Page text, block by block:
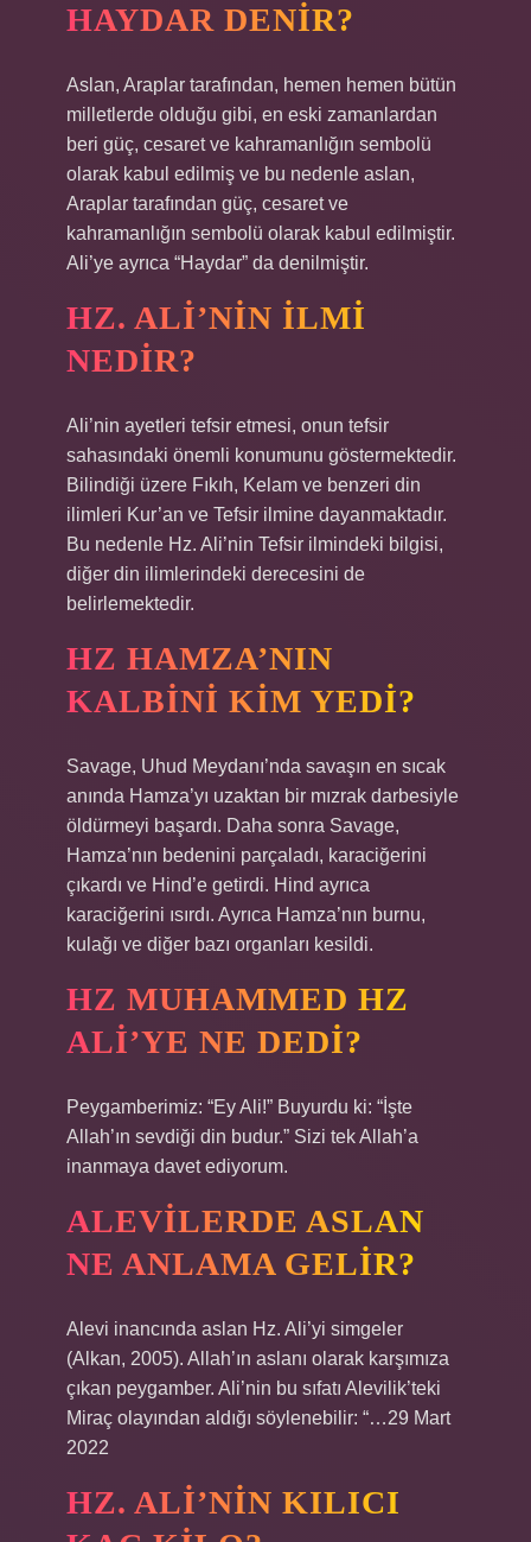
HAYDAR DENIR?
Aslan, Araplar tarafından, hemen hemen bütün
milletlerde olduğu gibi, en eski zamanlardan
beri güç, cesaret ve kahramanlığın sembolü
olarak kabul edilmiş ve bu nedenle aslan,
Araplar tarafından güç, cesaret ve
kahramanlığın sembolü olarak kabul edilmiştir.
Ali’ye ayrıca “Haydar” da denilmiştir.
HZ. ALI’NIN ILMI
NEDIR?
Ali’nin ayetleri tefsir etmesi, onun tefsir
sahasındaki önemli konumunu göstermektedir.
Bilindiği üzere Fıkıh, Kelam ve benzeri din
ilimleri Kur’an ve Tefsir ilmine dayanmaktadır.
Bu nedenle Hz. Ali’nin Tefsir ilmindeki bilgisi,
diğer din ilimlerindeki derecesini de
belirlemektedir.
HZ HAMZA’NIN
KALBINI KIM YEDI?
Savage, Uhud Meydanı’nda savaşın en sıcak
anında Hamza’yı uzaktan bir mızrak darbesiyle
öldürmeyi başardı. Daha sonra Savage,
Hamza’nın bedenini parçaladı, karaciğerini
çıkardı ve Hind’e getirdi. Hind ayrıca
karaciğerini ısırdı. Ayrıca Hamza’nın burnu,
kulağı ve diğer bazı organları kesildi.
HZ MUHAMMED HZ
ALI’YE NE DEDI?
Peygamberimiz: “Ey Ali!” Buyurdu ki: “İşte
Allah’ın sevdiği din budur.” Sizi tek Allah’a
inanmaya davet ediyorum.
ALEVILERDE ASLAN
NE ANLAMA GELIR?
Alevi inancında aslan Hz. Ali’yi simgeler
(Alkan, 2005). Allah’ın aslanı olarak karşımıza
çıkan peygamber. Ali’nin bu sıfatı Alevilik’teki
Miraç olayından aldığı söylenebilir: “…29 Mart
2022
HZ. ALI’NIN KILICI